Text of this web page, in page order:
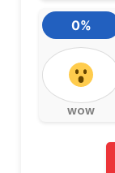
0%
wow